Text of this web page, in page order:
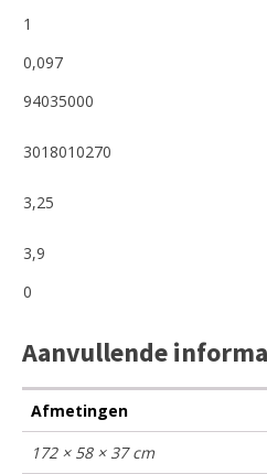
1
0,097
94035000
3018010270
3,25
3,9
0
Aanvullende
Afmetingen
172 × 58 × 37 cm